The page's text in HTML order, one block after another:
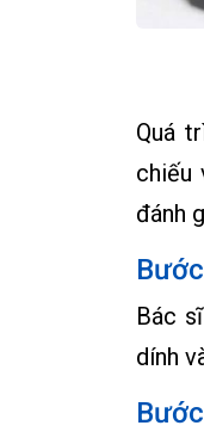
Quá
chiếu
đánh
Bác
dính